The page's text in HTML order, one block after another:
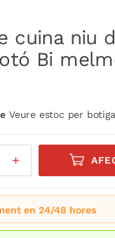
cuina niu
Bi
Veure estoc per botiga
en 24/48 hores